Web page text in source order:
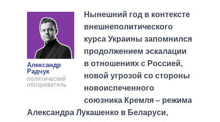
Александр
Радчук
политический
обозреватель
Нынешний год в контексте
внешнеполитического
курса Украины запомнился
продолжением эскалации
в отношениях с Россией,
новой угрозой со стороны
новоиспеченного
союзника Кремля – режима
Александра Лукашенко в Беларуси,